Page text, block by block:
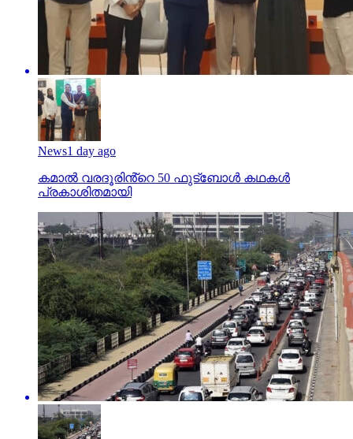
News1 day ago
കമാൽ വരദൂരിൻ്റെ 50 ഫുട്ബോൾ കഥകൾ
പ്രകാശിതമായി